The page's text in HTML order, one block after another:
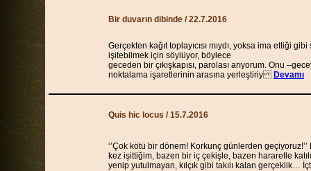
Bir duvarın dibinde / 22.7.2016
Gerçekten kağıt toplayıcısı mıydı, yoksa ima ettiği
işitebilmek için söylüyor, böylece
geceden bir çıkışkapısı, parolası arıyorum. Onu
noktalama işaretlerinin arasına yerleştiriy Devamı
Quis hic locus / 15.7.2016
‘’Çok kötü bir dönem! Korkunç günlerden
kez işittiğim, bazen bir iç çekişle, bazen hararetle
yenip yutulmayan, kılçık gibi takılı kalan gerçeklik…